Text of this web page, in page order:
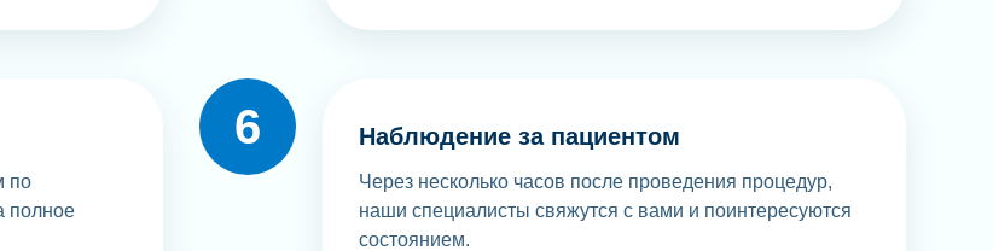
по
полное
Наблюдение за пациентом
Через несколько часов после проведения процедур,
наши специалисты свяжутся с вами и поинтересуются
состоянием.